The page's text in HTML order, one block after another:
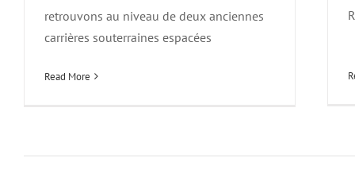
retrouvons au niveau de deux anciennes
carrières souterraines espacées
Read More